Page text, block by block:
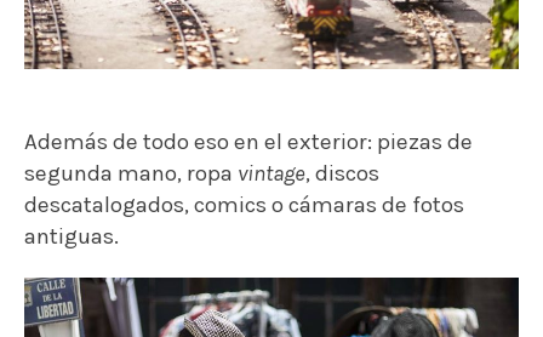
Además de todo eso en el exterior: piezas de
segunda mano, ropa vintage, discos
descatalogados, comics o cámaras de fotos
antiguas.